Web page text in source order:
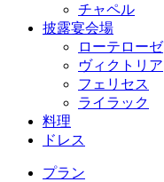
チャペル
披露宴会場
ローテローゼ
ヴィクトリア
フェリセス
ライラック
料理
ドレス
プラン